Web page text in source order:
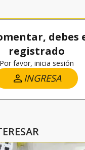
debes
registrado
Por favor, inicia sesión
INGRESA